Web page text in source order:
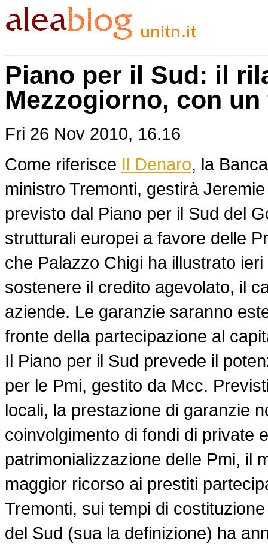
Piano per il Sud: il
Mezzogiorno, con
Fri 26 Nov 2010, 16.16
Come riferisce Il Denaro, la
ministro Tremonti, gestirà
previsto dal Piano per il Sud del
strutturali europei a favore delle
che Palazzo Chigi ha illustrato
sostenere il credito agevolato, il
aziende. Le garanzie saranno
fronte della partecipazione al
Il Piano per il Sud prevede il
per le Pmi, gestito da Mcc.
locali, la prestazione di garanzie
coinvolgimento di fondi di private
patrimonializzazione delle Pmi, il
maggior ricorso ai prestiti
Tremonti, sui tempi di
del Sud (sua la definizione) ha